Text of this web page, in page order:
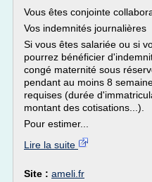
Vous êtes conjointe
Vos indemnités journalières
Si vous êtes salariée ou si
pourrez bénéficier
congé maternité sous
pendant au moins 8
requises (durée
montant des cotisations...).
Pour estimer...
Lire la suite
Site : ameli.fr